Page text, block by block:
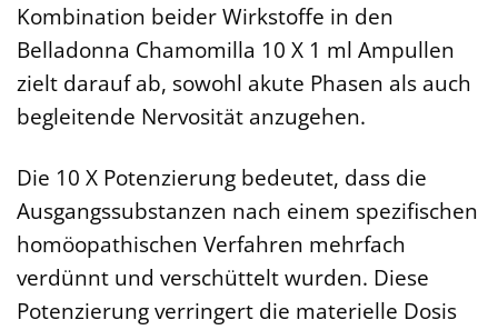
Kombination beider Wirkstoffe in den
Belladonna Chamomilla 10 X 1 ml Ampullen
zielt darauf ab, sowohl akute Phasen als auch
begleitende Nervosität anzugehen.
Die 10 X Potenzierung bedeutet, dass die
Ausgangssubstanzen nach einem spezifischen
homöopathischen Verfahren mehrfach
verdünnt und verschüttelt wurden. Diese
Potenzierung verringert die materielle Dosis